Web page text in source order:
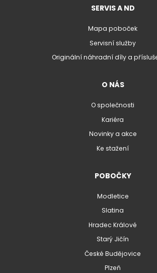
SERVIS A ND
Mapa poboček
Servisní služby
Originální náhradní díly a
O NÁS
O společnosti
Kariéra
Novinky a akce
Ke stažení
POBOČKY
Modletice
Slatina
Hradec Králové
Starý Jičín
České Budějovice
Plzeň